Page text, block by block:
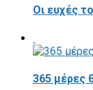
Οι ευχές
365 μέρες